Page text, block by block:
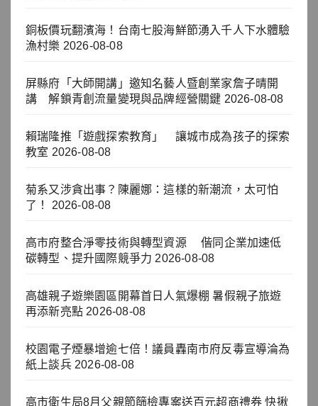
銅板價玩翻濱海！台南七股海鮮節湧入千人下水體驗
漁村樂 2026-08-08
屏縣府「大師開講」邀知名藝人暨創業家詹子晴開
講 解鎖青創流量變現與品牌經營關鍵 2026-08-08
賴瑞隆推「遊戲探索教育」 讓城市成為孩子的探索
教室 2026-08-08
菊系又涉貪出事？陳麗娜：這樣的新潮流，太可怕
了！
2026-08-08
高市府整合淨零技術與轉型資源 偕同企業加速低
碳轉型、提升國際競爭力 2026-08-08
高雄親子遊樂園區開幕首日人氣爆棚 暑假親子旅遊
再添新亮點 2026-08-08
校園電子煙暴增逾七倍！議員轟南市府反毒宣導淪為
紙上談兵 2026-08-08
高市衛生局8月父親節篩檢專案送百元超商禮券 快揪